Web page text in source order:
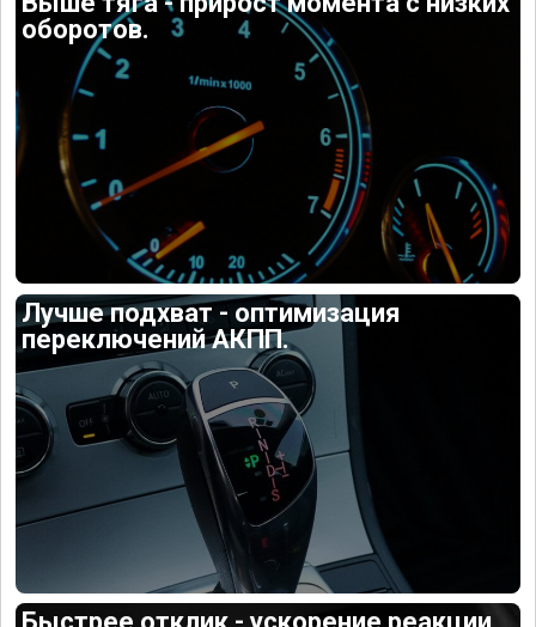
оборотов.
Лучше подхват - оптимизация
переключений АКПП.